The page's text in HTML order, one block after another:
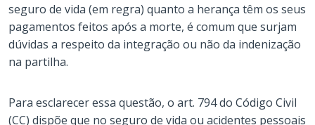
seguro de vida (em regra) quanto a herança têm os seus
pagamentos feitos após a morte, é comum que surjam
dúvidas a respeito da integração ou não da indenização
na partilha.
Para esclarecer essa questão, o art. 794 do Código Civil
(CC) dispõe que no seguro de vida ou acidentes pessoais